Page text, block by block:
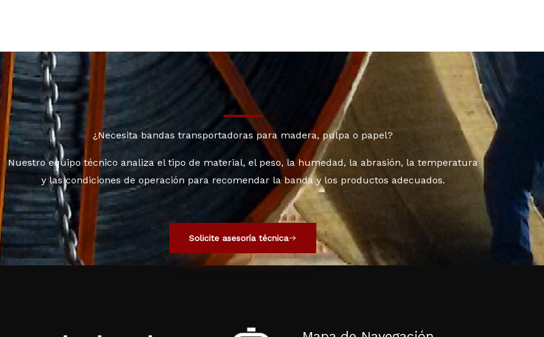
¿Necesita bandas transportadoras para madera, pulpa o papel?
Nuestro equipo técnico analiza el tipo de material, el peso, la humedad, la abrasión, la temperatura
y las condiciones de operación para recomendar la banda y los productos adecuados.
Solicite asesoría técnica